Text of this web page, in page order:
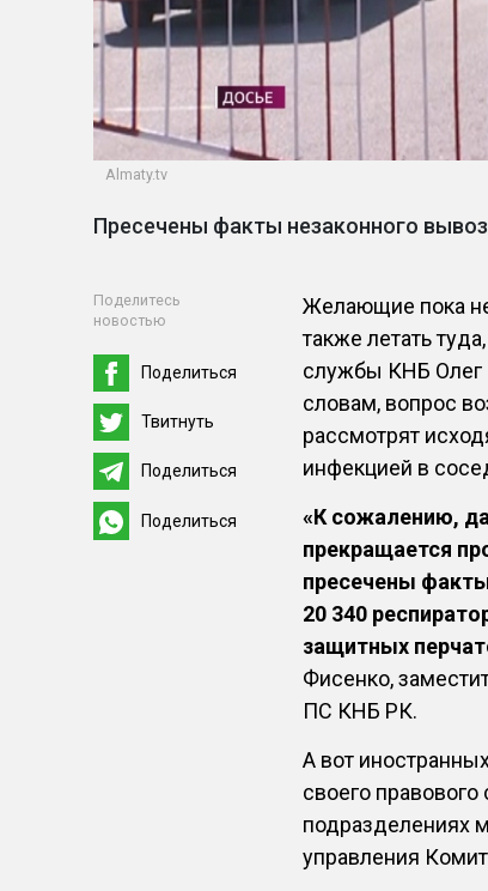
Almaty.tv
Пресечены факты незаконного
Поделитесь
новостью
Поделиться
Твитнуть
Поделиться
Поделиться
Желающие пока
также летать
службы КНБ Олег
словам, вопрос
рассмотрят
инфекцией в
«К сожалению,
прекращается
пресечены
20 340
защитных
Фисенко,
ПС КНБ РК.
А вот
своего
подразделениях
управления